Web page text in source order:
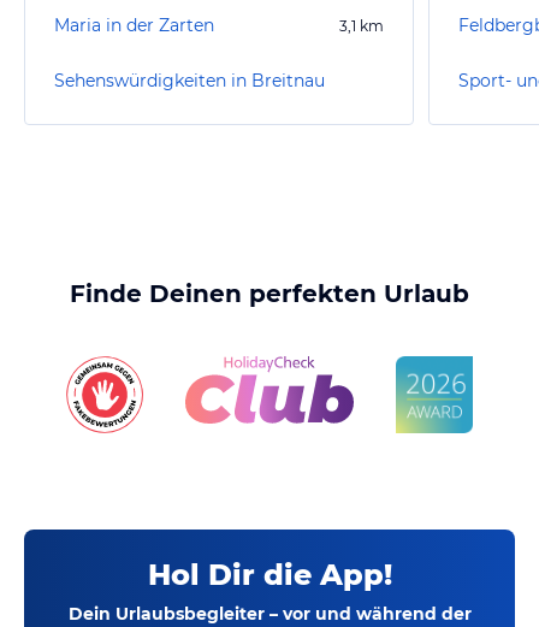
Maria in der Zarten 3,1 km
Sehenswürdigkeiten in Breitnau
Finde Deinen perfekten Urlaub
Hol Dir die App!
Dein Urlaubsbegleiter – vor und während der